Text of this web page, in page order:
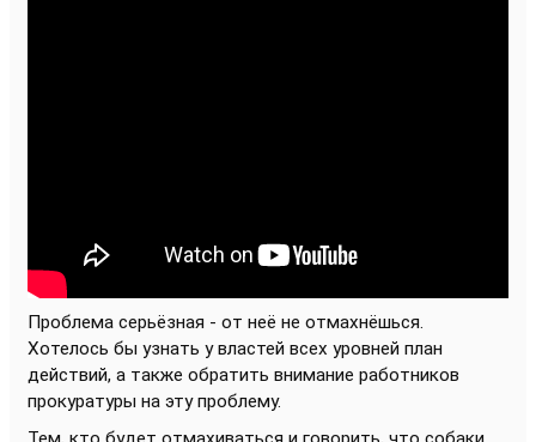
Проблема серьёзная - от неё не отмахнёшься.
Хотелось бы узнать у властей всех уровней план
действий, а также обратить внимание работников
прокуратуры на эту проблему.